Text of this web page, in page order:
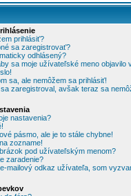
prihlásiť?
sa zaregistrovať?
odhlásený?
sa moje užívateľské meno objavilo
sa, ale nemôžem sa prihlásiť!
zaregistroval, avšak teraz sa
nastavenia?
pásmo, ale je to stále chybne!
zozname!
pod užívateľským menom?
zaradenie?
mailový odkaz užívateľa, som